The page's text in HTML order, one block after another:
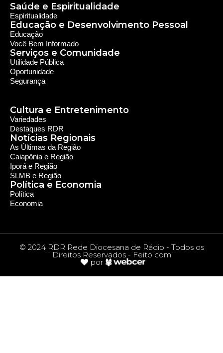
Saúde e Espiritualidade
Espiritualidade
Educação e Desenvolvimento Pessoal
Educação
Você Bem Informado
Serviços e Comunidade
Utilidade Pública
Oportunidade
Segurança
Cultura e Entretenimento
Política e Economia
Notícias Regionais
Política
Economia
As Últimas da Região
Caiapônia e Região
Iporá e Região
SLMB e Região
Variedades
Destaques RDR
© 2024 RDR Rede Diocesana de Rádio - Todos os
Direitos Reservados - Feito com
por